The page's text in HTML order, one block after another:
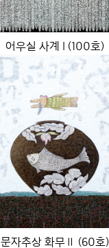
어우실 사계 I (100호)
문자추상 화무Ⅱ (60호)